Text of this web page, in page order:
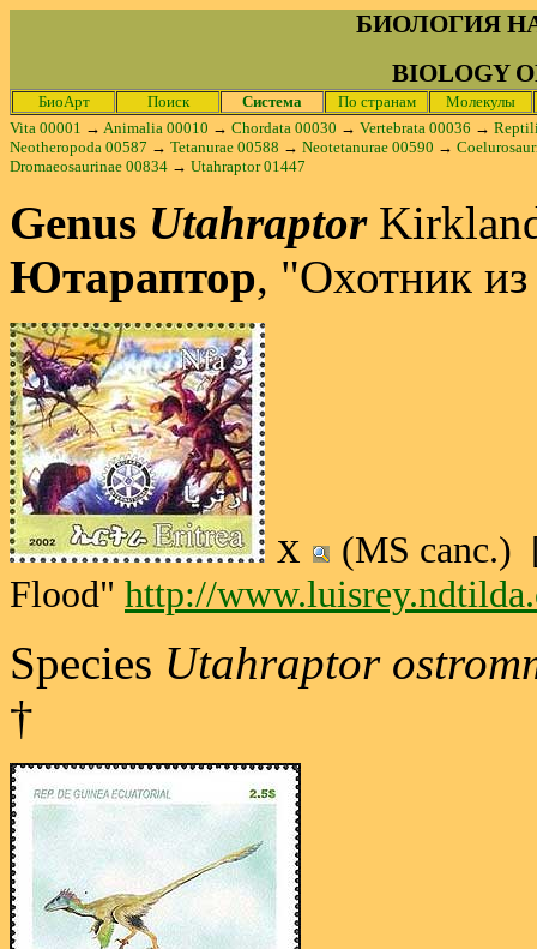
БИОЛОГИЯ
BIOLOGY
БиоАрт Поиск Система По странам
Молекулы
Vita 00001 → Animalia 00010 → Chordata 00030 → Vertebrata 00036 →
Neotheropoda 00587 → Tetanurae 00588 → Neotetanurae 00590 →
Dromaeosaurinae 00834 → Utahraptor 01447
Genus Utahraptor
Ютараптор, "Охотник
x
(MS canc.)
Flood" http://
Species Utahraptor
†